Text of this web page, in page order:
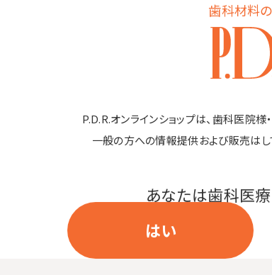
歯科材料
P.D.R.オンラインショップは、歯科医院
一般の方への情報提供および販売はし
あなたは歯科医
はい
夏マスク② 息苦しさ
通気性が